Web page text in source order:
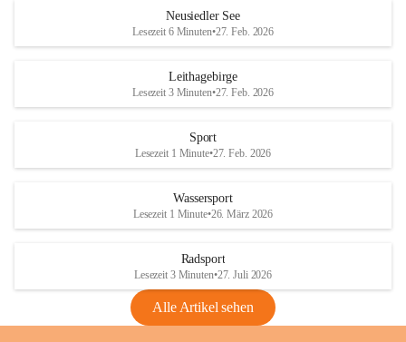
S
und den daraus folgenden wirtschaftlichen
Maßnahmen zur Bekämpfung
Rebe und der Amerikanischen
Anhang VBl. EU Nr. 18
1 Seite•1,4 MB
VBl. EU Nr. 18_2026
r
S
Neusiedler See
Lesezeit 6 Minuten•27. Feb. 2026
Leithagebirge
Lesezeit 3 Minuten•27. Feb. 2026
Sport
Lesezeit 1 Minute•27. Feb. 2026
Wassersport
Lesezeit 1 Minute•26. März 2026
Radsport
Lesezeit 3 Minuten•27. Juli 2026
Alle Artikel sehen